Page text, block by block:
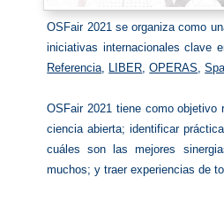
OSFair 2021 se organiza como
iniciativas internacionales clave
Referencia, LIBER,OPERAS,
OSFair 2021 tiene como
ciencia abierta; identificar
cuáles son las mejores
muchos; y traer experiencias de